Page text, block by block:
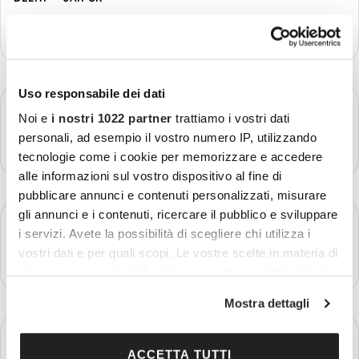
Uso responsabile dei dati
Noi e i nostri 1022 partner trattiamo i vostri dati
personali, ad esempio il vostro numero IP, utilizzando
tecnologie come i cookie per memorizzare e accedere
alle informazioni sul vostro dispositivo al fine di
pubblicare annunci e contenuti personalizzati, misurare
gli annunci e i contenuti, ricercare il pubblico e sviluppare
i servizi. Avete la possibilità di scegliere chi utilizza i
vostri dati e per quali scopi. Le vostre scelte in materia di
modificare o revocare il proprio consenso in qualsiasi
momento dalla Dichiarazione sui cookie o facendo clic
sull'icona di attivazione della privacy.
Mostra dettagli
ACCETTA TUTTI
Giorno 4
JAIPUR
Più dettagli
Giorno 5
JAIPUR – AGRA
Più dettagli
Giorno 6